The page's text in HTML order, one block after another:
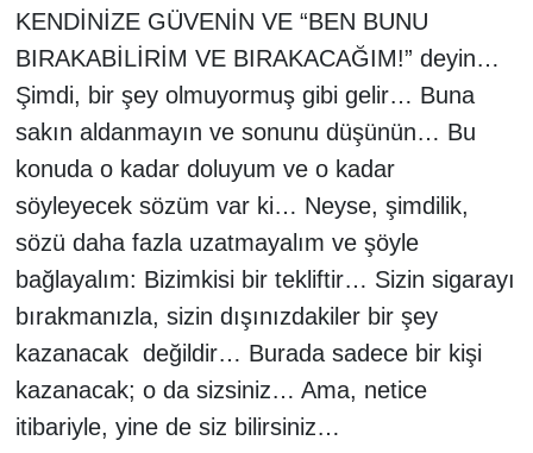
KENDİNİZE GÜVENİN VE “BEN BUNU
BIRAKABİLİRİM VE BIRAKACAĞIM!” deyin…
Şimdi, bir şey olmuyormuş gibi gelir… Buna
sakın aldanmayın ve sonunu düşünün… Bu
konuda o kadar doluyum ve o kadar
söyleyecek sözüm var ki… Neyse, şimdilik,
sözü daha fazla uzatmayalım ve şöyle
bağlayalım: Bizimkisi bir tekliftir… Sizin sigarayı
bırakmanızla, sizin dışınızdakiler bir şey
kazanacak değildir… Burada sadecebir kişi
kazanacak; o da sizsiniz… Ama, netice
itibariyle, yine de siz bilirsiniz…